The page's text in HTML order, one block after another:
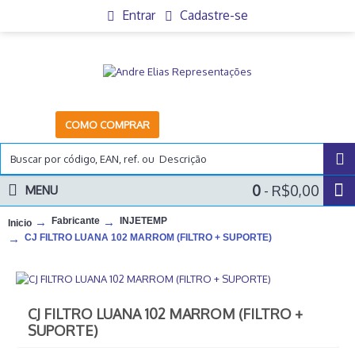
Entrar Cadastre-se
COMO COMPRAR
0 - R$0,00
MENU
Inicio Fabricante
INJETEMP
CJ FILTRO LUANA 102 MARROM (FILTRO + SUPORTE)
CJ FILTRO LUANA 102 MARROM (FILTRO +
SUPORTE)